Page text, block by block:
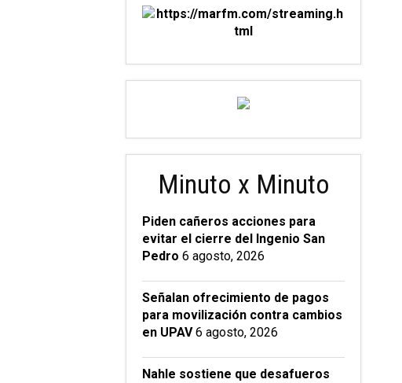
Minuto x Minuto
Piden cañeros acciones para
evitar el cierre del Ingenio San
Pedro 6 agosto, 2026
Señalan ofrecimiento de pagos
para movilización contra cambios
en UPAV 6 agosto, 2026
Nahle sostiene que desafueros